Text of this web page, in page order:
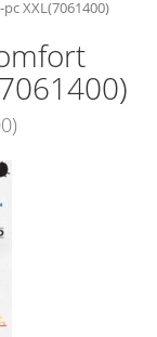
XXL(7061400)